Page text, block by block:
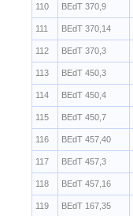
110 BEdT 370,9
111 BEdT 370,14
112 BEdT 370,3
113 BEdT 450,3
114 BEdT 450,4
115 BEdT 450,7
116 BEdT 457,40
117 BEdT 457,3
118 BEdT 457,16
119 BEdT 167,35